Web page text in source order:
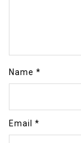
Name *
Email *